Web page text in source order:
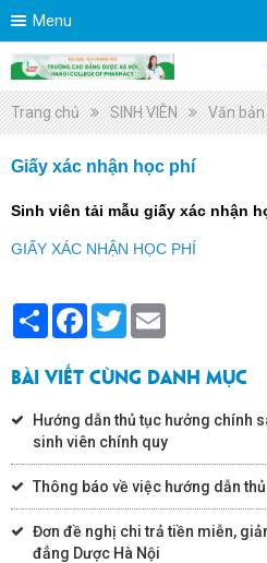
Menu
Trang chủ SINH VIÊN Văn
Giấy xác nhận học phí
Sinh viên tải mẫu giấy xác nhận
GIẤY XÁC NHẬN HỌC PHÍ
Share Facebook
Twitter
BÀI VIẾT CÙNG DANH MỤC
Hướng dẫn thủ tục hưởng chính
sinh viên chính quy
Thông báo về việc hướng dẫn
Đơn đề nghị chi trả tiền miễn,
đẳng Dược Hà Nội